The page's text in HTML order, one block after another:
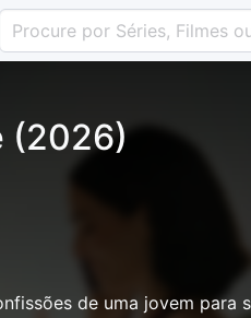
(2026)
de uma jovem para